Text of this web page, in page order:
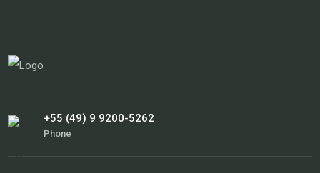
+55 (49) 9 9200-5262
Phone